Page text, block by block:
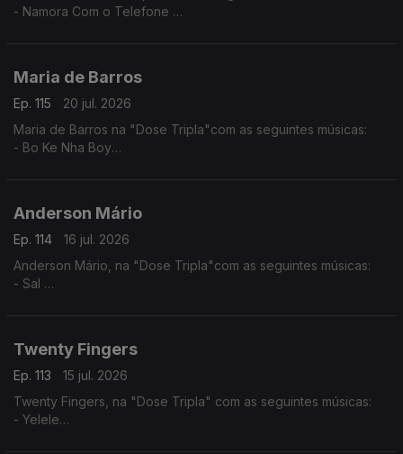
- Namora Com o Telefone
Maria de Barros
Ep. 115
20 jul. 2026
Maria de Barros na "Dose Tripla"com as seguintes músicas:
- Bo Ke Nha Boy
Anderson Mário
Ep. 114
16 jul. 2026
Anderson Mário, na "Dose Tripla"com as seguintes músicas:
- Sal
Twenty Fingers
Ep. 113
15 jul. 2026
Twenty Fingers, na "Dose Tripla" com as seguintes músicas:
- Yelele